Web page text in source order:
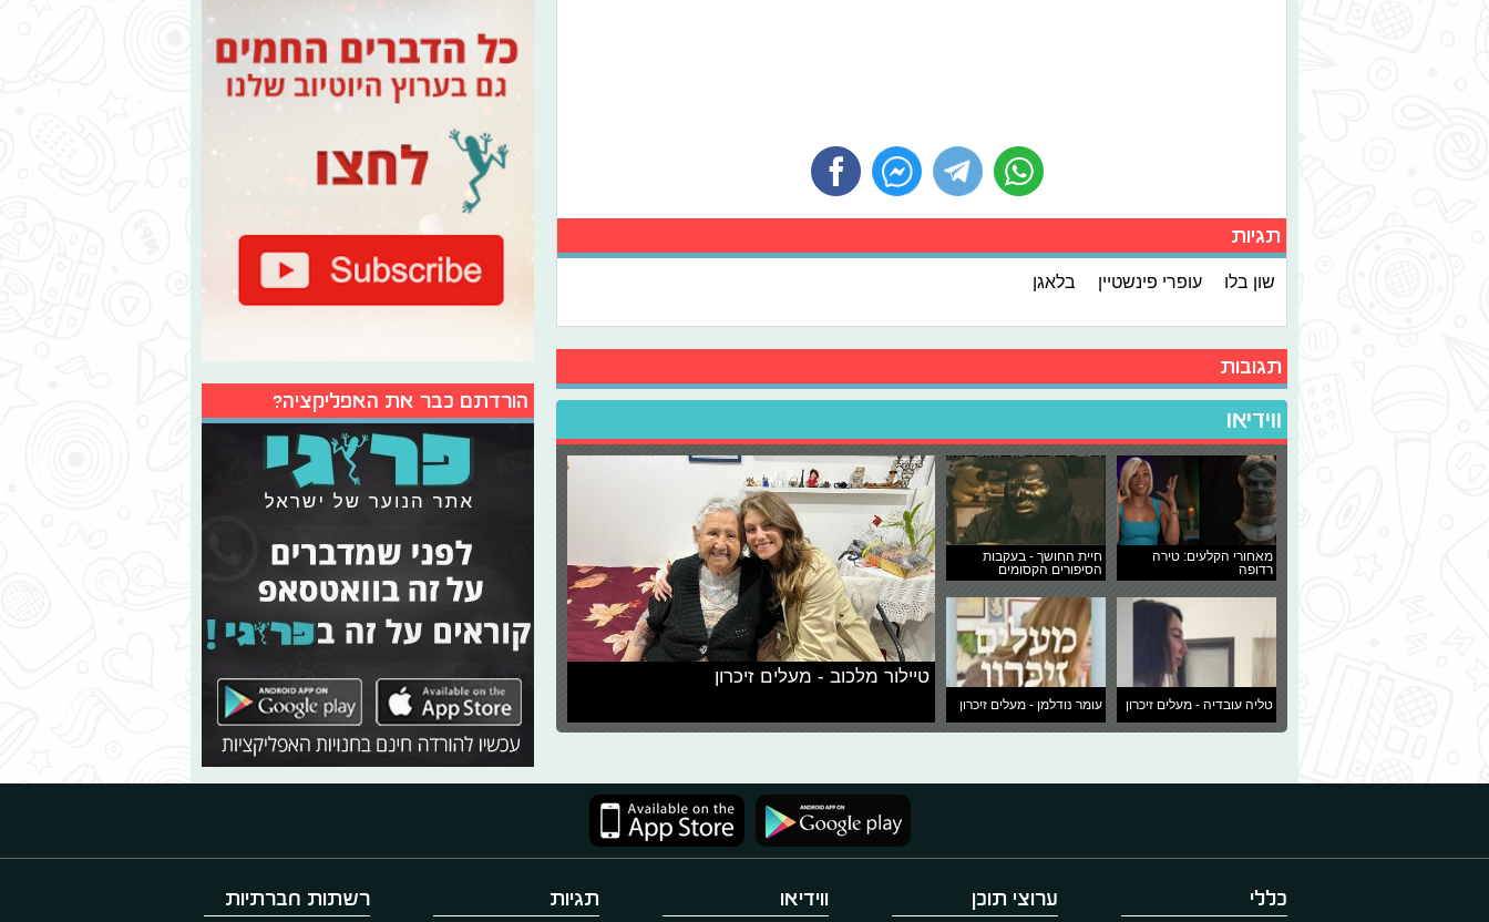
תגיות
שון בלו עופרי פינשטיין בלאגן
תגובות
ווידיאו
מאחורי הקלעים: טירה
רדופה
חיית החושך - בעקבות
הסיפורים הקסומים
טליה עובדיה - מעלים זיכרון עומר נודלמן - מעלים זיכרון
טיילור מלכוב - מעלים זיכרון
הורדתם כבר את האפליקציה?
כללי ערוצי תוכן ווידיאו תגיות רשתות חברתיות